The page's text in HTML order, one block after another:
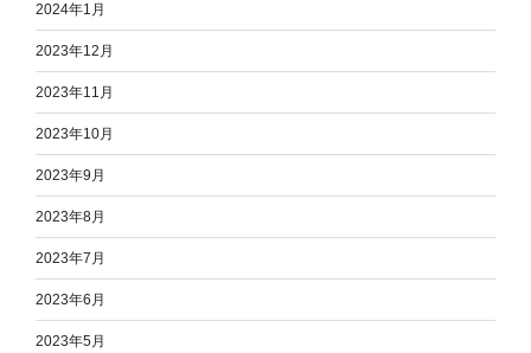
2024年1月
2023年12月
2023年11月
2023年10月
2023年9月
2023年8月
2023年7月
2023年6月
2023年5月